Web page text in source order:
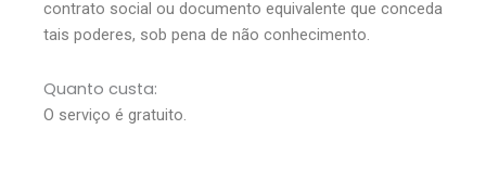
contrato social ou documento equivalente que conceda
tais poderes, sob pena de não conhecimento.
Quanto custa:
O serviço é gratuito.